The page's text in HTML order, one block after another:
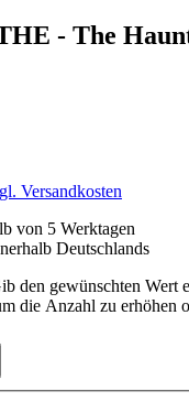
- The
Versandkosten
von 5 Werktagen
Deutschlands
den gewünschten Wert
die Anzahl zu erhöhen